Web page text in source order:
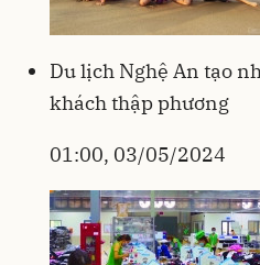
Du lịch Nghệ An tạo
khách thập phương
01:00, 03/05/2024